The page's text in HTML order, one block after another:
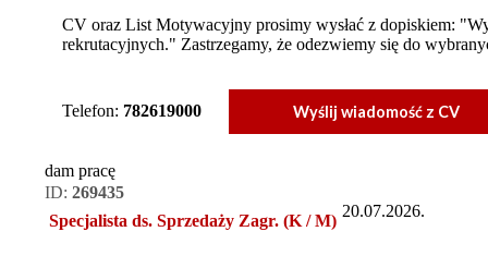
CV oraz List Motywacyjny prosimy wysłać z dopiskiem:
rekrutacyjnych." Zastrzegamy, że odezwiemy się do
Telefon: 782619000 Wyślij wiadomość z CV
dam pracę
ID: 269435
Specjalista ds. Sprzedaży Zagr. (K / M)
20.07.2026.